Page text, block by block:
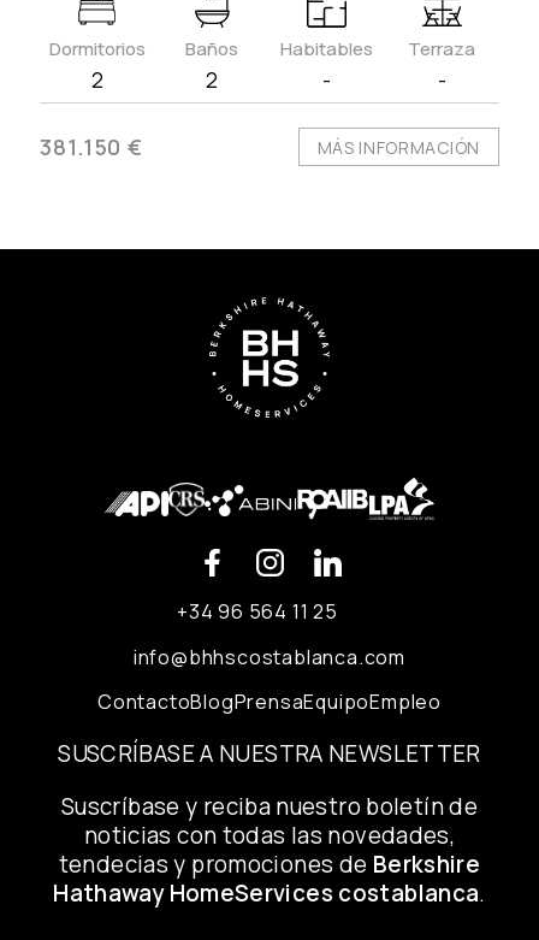
Dormitorios
2
Baños
2
Habitables
-
Terraza
-
381.150 € MÁS INFORMACIÓN
+34 96 564 11 25
info@bhhscostablanca.com
ContactoBlogPrensaEquipoEmpleo
SUSCRÍBASE A NUESTRA NEWSLETTER
Suscríbase y reciba nuestro boletín de
noticias con todas las novedades,
tendecias y promociones de Berkshire
Hathaway HomeServices costablanca.